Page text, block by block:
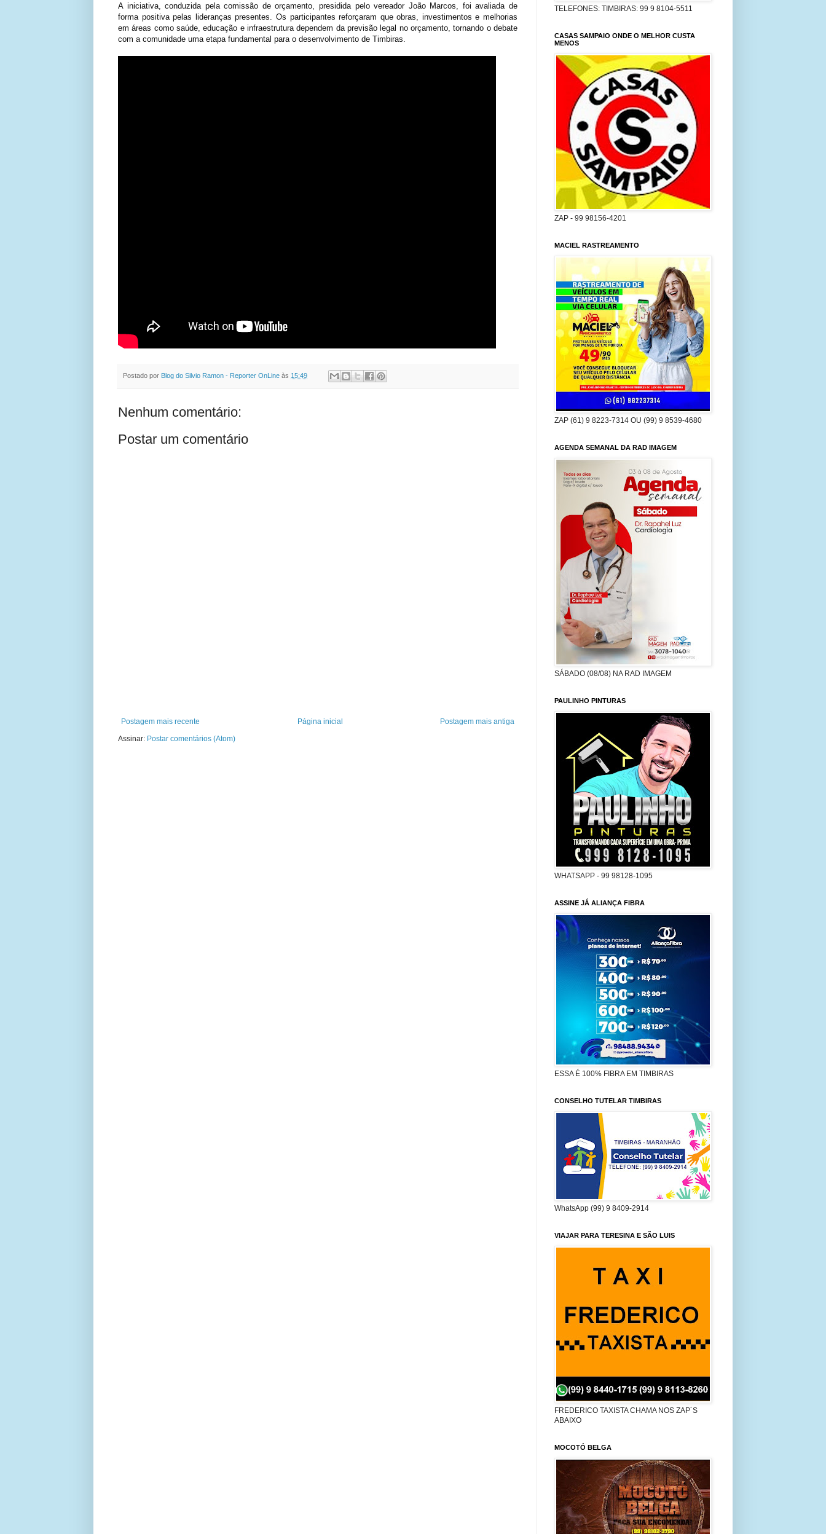
A iniciativa, conduzida pela comissão de orçamento, presidida pelo vereador João Marcos, foi avaliada de
forma positiva pelas lideranças presentes. Os participantes reforçaram que obras, investimentos e melhorias
em áreas como saúde, educação e infraestrutura dependem da previsão legal no orçamento, tornando o debate
com a comunidade uma etapa fundamental para o desenvolvimento de Timbiras.
Postado por Blog do Silvio Ramon - Reporter OnLine às 15:49
Nenhum comentário:
Postar um comentário
Postagem mais recente Postagem mais antiga
Página inicial
Assinar: Postar comentários (Atom)
TELEFONES: TIMBIRAS: 99 9 8104-5511
CASAS SAMPAIO ONDE O MELHOR CUSTA
MENOS
ZAP - 99 98156-4201
MACIEL RASTREAMENTO
ZAP (61) 9 8223-7314 OU (99) 9 8539-4680
AGENDA SEMANAL DA RAD IMAGEM
SÁBADO (08/08) NA RAD IMAGEM
PAULINHO PINTURAS
WHATSAPP - 99 98128-1095
ASSINE JÁ ALIANÇA FIBRA
ESSA É 100% FIBRA EM TIMBIRAS
CONSELHO TUTELAR TIMBIRAS
WhatsApp (99) 9 8409-2914
VIAJAR PARA TERESINA E SÃO LUIS
FREDERICO TAXISTA CHAMA NOS ZAP´S
ABAIXO
MOCOTÓ BELGA